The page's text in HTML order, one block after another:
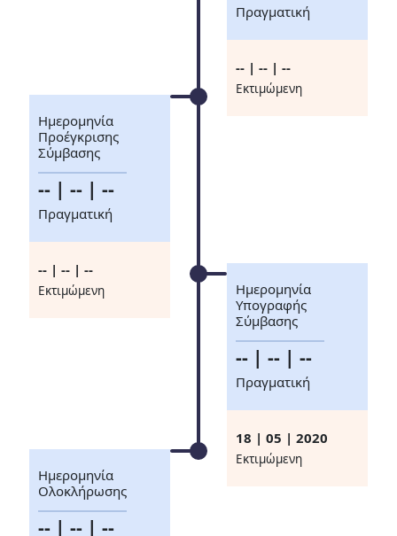
Πραγματική
-- | -- | --
Eκτιμώμενη
Ημερομηνία
Προέγκρισης
Σύμβασης
-- | -- | --
Πραγματική
-- | -- | --
Eκτιμώμενη
Ημερομηνία
Υπογραφής
Σύμβασης
-- | -- | --
Πραγματική
18 | 05 | 2020
Eκτιμώμενη
Ημερομηνία
Ολοκλήρωσης
-- | -- | --